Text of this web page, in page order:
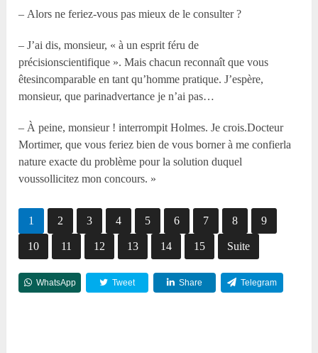
– Alors ne feriez-vous pas mieux de le consulter ?
– J’ai dis, monsieur, « à un esprit féru de
précisionscientifique ». Mais chacun reconnaît que vous
êtesincomparable en tant qu’homme pratique. J’espère,
monsieur, que parinadvertance je n’ai pas…
– À peine, monsieur ! interrompit Holmes. Je crois.Docteur
Mortimer, que vous feriez bien de vous borner à me confierla
nature exacte du problème pour la solution duquel
voussollicitez mon concours. »
1 2 3 4 5 6 7 8 9
10 11 12 13 14 15 Suite
WhatsApp Tweet Share Telegram